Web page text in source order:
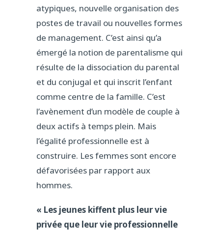
atypiques, nouvelle organisation des
postes de travail ou nouvelles formes
de management. C’est ainsi qu’a
émergé la notion de parentalisme qui
résulte de la dissociation du parental
et du conjugal et qui inscrit l’enfant
comme centre de la famille. C’est
l’avènement d’un modèle de couple à
deux actifs à temps plein. Mais
l’égalité professionnelle est à
construire. Les femmes sont encore
défavorisées par rapport aux
hommes.
« Les jeunes kiffent plus leur vie
privée que leur vie professionnelle